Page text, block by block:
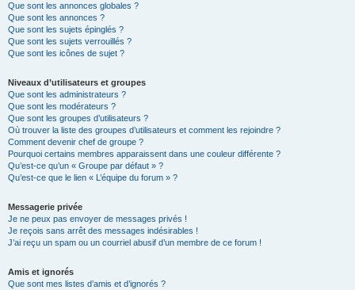
Que sont les annonces globales ?
Que sont les annonces ?
Que sont les sujets épinglés ?
Que sont les sujets verrouillés ?
Que sont les icônes de sujet ?
Niveaux d’utilisateurs et groupes
Que sont les administrateurs ?
Que sont les modérateurs ?
Que sont les groupes d’utilisateurs ?
Où trouver la liste des groupes d’utilisateurs et comment les rejoindre ?
Comment devenir chef de groupe ?
Pourquoi certains membres apparaissent dans une couleur différente ?
Qu’est-ce qu’un « Groupe par défaut » ?
Qu’est-ce que le lien « L’équipe du forum » ?
Messagerie privée
Je ne peux pas envoyer de messages privés !
Je reçois sans arrêt des messages indésirables !
J’ai reçu un spam ou un courriel abusif d’un membre de ce forum !
Amis et ignorés
Que sont mes listes d’amis et d’ignorés ?